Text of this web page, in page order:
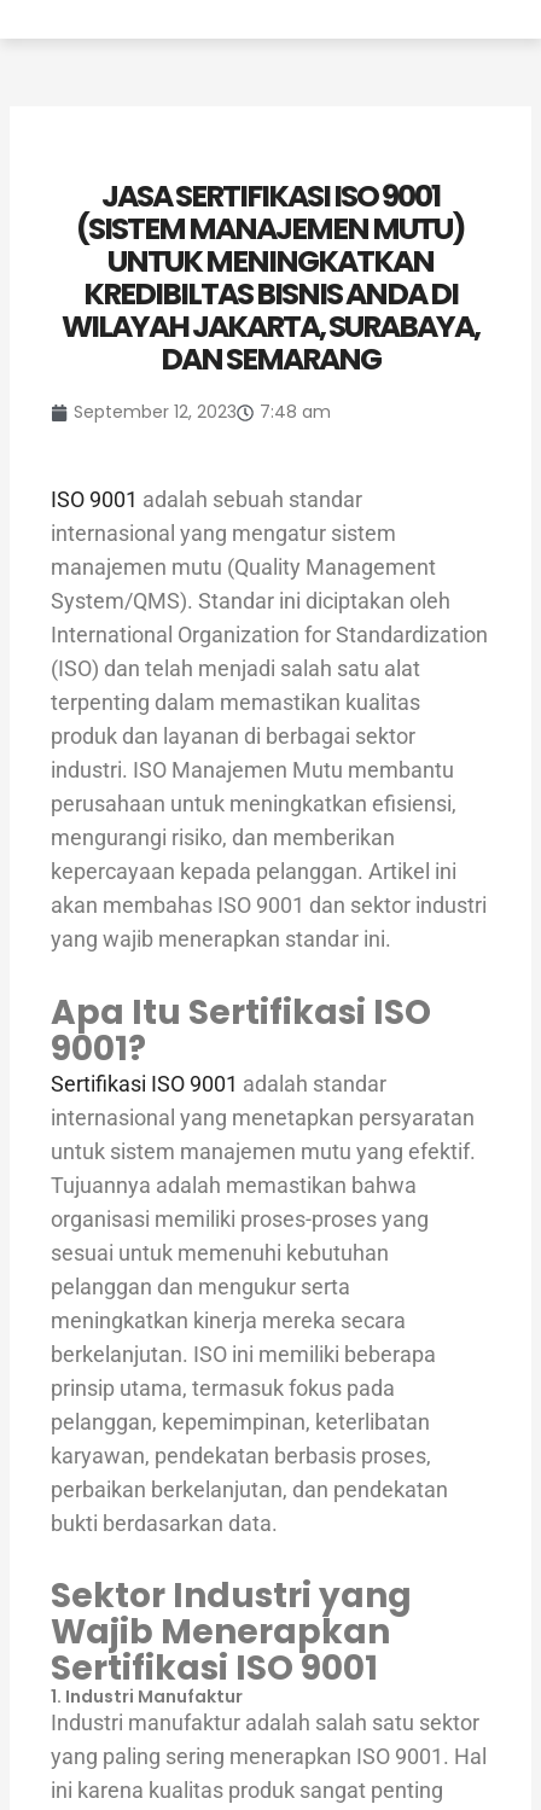
JASA SERTIFIKASI ISO 9001
(SISTEM MANAJEMEN MUTU)
UNTUK MENINGKATKAN
KREDIBILTAS BISNIS ANDA DI
WILAYAH JAKARTA, SURABAYA,
DAN SEMARANG
September 12, 2023 7:48 am
ISO 9001 adalah sebuah standar
internasional yang mengatur sistem
manajemen mutu (Quality Management
System/QMS). Standar ini diciptakan oleh
International Organization for Standardization
(ISO) dan telah menjadi salah satu alat
terpenting dalam memastikan kualitas
produk dan layanan di berbagai sektor
industri. ISO Manajemen Mutu membantu
perusahaan untuk meningkatkan efisiensi,
mengurangi risiko, dan memberikan
kepercayaan kepada pelanggan. Artikel ini
akan membahas ISO 9001 dan sektor industri
yang wajib menerapkan standar ini.
Apa Itu Sertifikasi ISO
9001?
Sertifikasi ISO 9001 adalah standar
internasional yang menetapkan persyaratan
untuk sistem manajemen mutu yang efektif.
Tujuannya adalah memastikan bahwa
organisasi memiliki proses-proses yang
sesuai untuk memenuhi kebutuhan
pelanggan dan mengukur serta
meningkatkan kinerja mereka secara
berkelanjutan. ISO ini memiliki beberapa
prinsip utama, termasuk fokus pada
pelanggan, kepemimpinan, keterlibatan
karyawan, pendekatan berbasis proses,
perbaikan berkelanjutan, dan pendekatan
bukti berdasarkan data.
Sektor Industri yang
Wajib Menerapkan
Sertifikasi ISO 9001
1. Industri Manufaktur
Industri manufaktur adalah salah satu sektor
yang paling sering menerapkan ISO 9001. Hal
ini karena kualitas produk sangat penting